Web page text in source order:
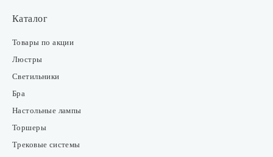
Каталог
Товары по акции
Люстры
Светильники
Бра
Настольные лампы
Торшеры
Трековые системы